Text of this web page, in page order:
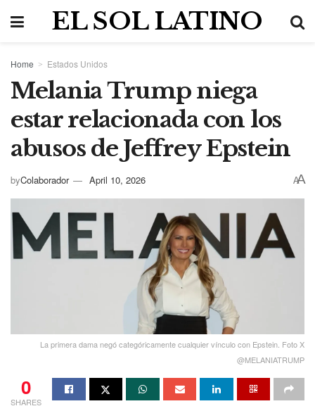
EL SOL LATINO
Home Estados Unidos
Melania Trump niega
estar relacionada con los
abusos de Jeffrey Epstein
byColaborador April 10, 2026 AA
La primera dama negó categóricamente cualquier vínculo con Epstein. Foto X
@MELANIATRUMP
0
SHARES